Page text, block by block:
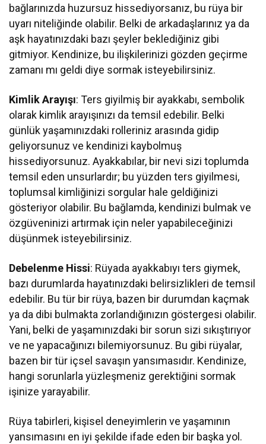
bağlarınızda huzursuz hissediyorsanız, bu rüya bir
uyarı niteliğinde olabilir. Belki de arkadaşlarınız ya da
aşk hayatınızdaki bazı şeyler beklediğiniz gibi
gitmiyor. Kendinize, bu ilişkilerinizi gözden geçirme
zamanı mı geldi diye sormak isteyebilirsiniz.
Kimlik Arayışı: Ters giyilmiş bir ayakkabı, sembolik
olarak kimlik arayışınızı da temsil edebilir. Belki
günlük yaşamınızdaki rolleriniz arasında gidip
geliyorsunuz ve kendinizi kaybolmuş
hissediyorsunuz. Ayakkabılar, bir nevi sizi toplumda
temsil eden unsurlardır; bu yüzden ters giyilmesi,
toplumsal kimliğinizi sorgular hale geldiğinizi
gösteriyor olabilir. Bu bağlamda, kendinizi bulmak ve
özgüveninizi artırmak için neler yapabileceğinizi
düşünmek isteyebilirsiniz.
Debelenme Hissi: Rüyada ayakkabıyı ters giymek,
bazı durumlarda hayatınızdaki belirsizlikleri de temsil
edebilir. Bu tür bir rüya, bazen bir durumdan kaçmak
ya da dibi bulmakta zorlandığınızın göstergesi olabilir.
Yani, belki de yaşamınızdaki bir sorun sizi sıkıştırıyor
ve ne yapacağınızı bilemiyorsunuz. Bu gibi rüyalar,
bazen bir tür içsel savaşın yansımasıdır. Kendinize,
hangi sorunlarla yüzleşmeniz gerektiğini sormak
işinize yarayabilir.
Rüya tabirleri, kişisel deneyimlerin ve yaşamının
yansımasını en iyi şekilde ifade eden bir başka yol.